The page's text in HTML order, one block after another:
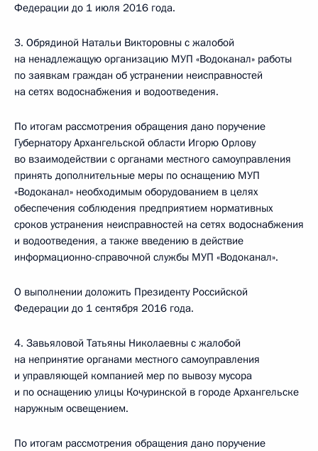
Федерации до 1 июля 2016 года.
3. Обрядиной Натальи Викторовны с жалобой
на ненадлежащую организацию МУП «Водоканал» работы
по заявкам граждан об устранении неисправностей
на сетях водоснабжения и водоотведения.
По итогам рассмотрения обращения дано поручение
Губернатору Архангельской области Игорю Орлову
во взаимодействии с органами местного самоуправления
принять дополнительные меры по оснащению МУП
«Водоканал» необходимым оборудованием в целях
обеспечения соблюдения предприятием нормативных
сроков устранения неисправностей на сетях водоснабжения
и водоотведения, а также введению в действие
информационно-справочной службы МУП «Водоканал».
О выполнении доложить Президенту Российской
Федерации до 1 сентября 2016 года.
4. Завьяловой Татьяны Николаевны с жалобой
на непринятие органами местного самоуправления
и управляющей компанией мер по вывозу мусора
и по оснащению улицы Кочуринской в городе Архангельске
наружным освещением.
По итогам рассмотрения обращения дано поручение